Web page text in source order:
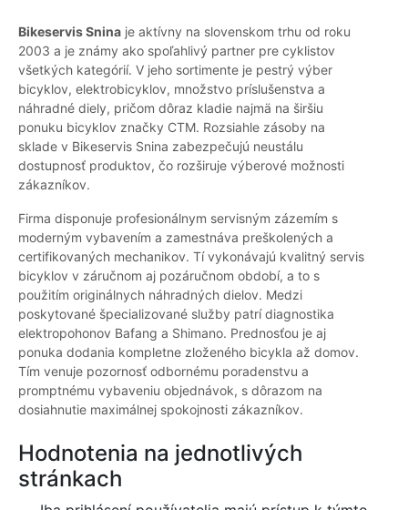
Bikeservis Snina je aktívny na slovenskom trhu od roku
2003 a je známy ako spoľahlivý partner pre cyklistov
všetkých kategórií. V jeho sortimente je pestrý výber
bicyklov, elektrobicyklov, množstvo príslušenstva a
náhradné diely, pričom dôraz kladie najmä na širšiu
ponuku bicyklov značky CTM. Rozsiahle zásoby na
sklade v Bikeservis Snina zabezpečujú neustálu
dostupnosť produktov, čo rozširuje výberové možnosti
zákazníkov.
Firma disponuje profesionálnym servisným zázemím s
moderným vybavením a zamestnáva preškolených a
certifikovaných mechanikov. Tí vykonávajú kvalitný servis
bicyklov v záručnom aj pozáručnom období, a to s
použitím originálnych náhradných dielov. Medzi
poskytované špecializované služby patrí diagnostika
elektropohonov Bafang a Shimano. Prednosťou je aj
ponuka dodania kompletne zloženého bicykla až domov.
Tím venuje pozornosť odbornému poradenstvu a
promptnému vybaveniu objednávok, s dôrazom na
dosiahnutie maximálnej spokojnosti zákazníkov.
Hodnotenia na jednotlivých
stránkach